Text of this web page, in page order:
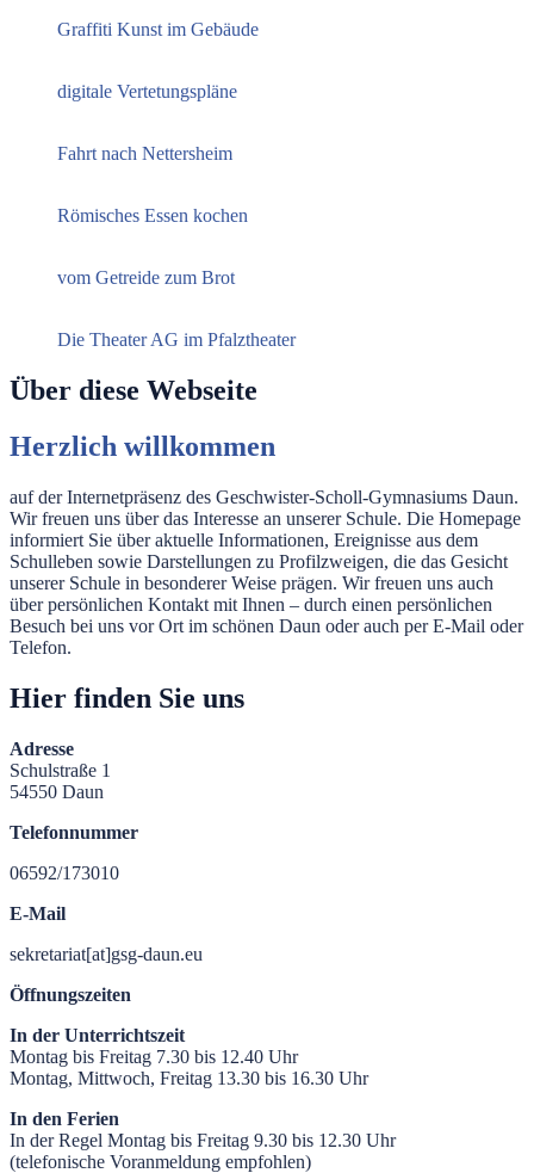
Graffiti Kunst im Gebäude
digitale Vertetungspläne
Fahrt nach Nettersheim
Römisches Essen kochen
vom Getreide zum Brot
Die Theater AG im Pfalztheater
Über diese Webseite
Herzlich willkommen
auf der Internetpräsenz des Geschwister-Scholl-Gymnasiums Daun.
Wir freuen uns über das Interesse an unserer Schule. Die Homepage
informiert Sie über aktuelle Informationen, Ereignisse aus dem
Schulleben sowie Darstellungen zu Profilzweigen, die das Gesicht
unserer Schule in besonderer Weise prägen. Wir freuen uns auch
über persönlichen Kontakt mit Ihnen – durch einen persönlichen
Besuch bei uns vor Ort im schönen Daun oder auch per E-Mail oder
Telefon.
Hier finden Sie uns
Adresse
Schulstraße 1
54550 Daun
Telefonnummer
06592/173010
E-Mail
sekretariat[at]gsg-daun.eu
Öffnungszeiten
In der Unterrichtszeit
Montag bis Freitag 7.30 bis 12.40 Uhr
Montag, Mittwoch, Freitag 13.30 bis 16.30 Uhr
In den Ferien
In der Regel Montag bis Freitag 9.30 bis 12.30 Uhr
(telefonische Voranmeldung empfohlen)